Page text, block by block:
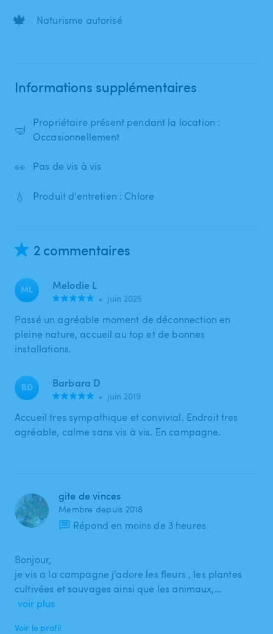
🍁
Naturisme autorisé
Informations supplémentaires
🤿
Propriétaire présent pendant la location :
Occasionnellement
👀 Pas de vis à vis
💧 Produit d'entretien : Chlore
2 commentaires
ML Melodie L
• juin 2025
Passé un agréable moment de déconnection en
pleine nature, accueil au top et de bonnes
installations.
BD Barbara D
• juin 2019
Accueil tres sympathique et convivial. Endroit tres
agréable, calme sans vis à vis. En campagne.
gite de vinces
Membre depuis 2018
Répond en moins de 3 heures
Bonjour,
je vis a la campagne j'adore les fleurs , les plantes
cultivées et sauvages ainsi que les animaux,…
voir plus
Voir le profil